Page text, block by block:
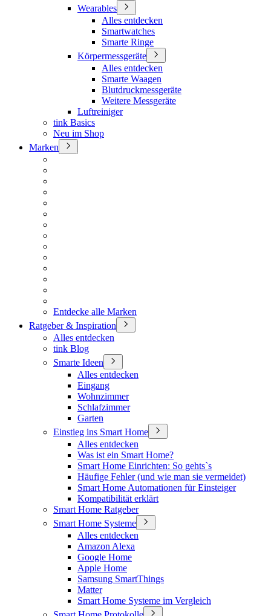
Wearables
Alles entdecken
Smartwatches
Smarte Ringe
Körpermessgeräte
Alles entdecken
Smarte Waagen
Blutdruckmessgeräte
Weitere Messgeräte
Luftreiniger
tink Basics
Neu im Shop
Marken
Entdecke alle Marken
Ratgeber & Inspiration
Alles entdecken
tink Blog
Smarte Ideen
Alles entdecken
Eingang
Wohnzimmer
Schlafzimmer
Garten
Einstieg ins Smart Home
Alles entdecken
Was ist ein Smart Home?
Smart Home Einrichten: So gehts`s
Häufige Fehler (und wie man sie vermeidet)
Smart Home Automationen für Einsteiger
Kompatibilität erklärt
Smart Home Ratgeber
Smart Home Systeme
Alles entdecken
Amazon Alexa
Google Home
Apple Home
Samsung SmartThings
Matter
Smart Home Systeme im Vergleich